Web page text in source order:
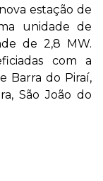
estação de
unidade de
de 2,8 MW.
com a
Barra do Piraí,
São João do